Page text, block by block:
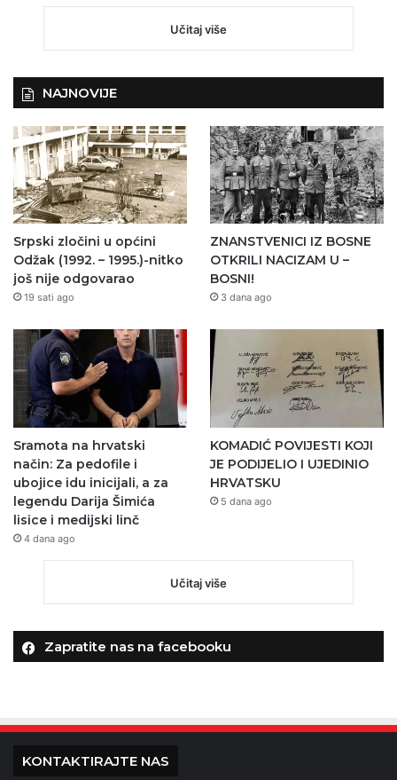
Učitaj više
NAJNOVIJE
Srpski zločini u općini
Odžak (1992. – 1995.)-nitko
još nije odgovarao
19 sati ago
ZNANSTVENICI IZ BOSNE
OTKRILI NACIZAM U –
BOSNI!
3 dana ago
Sramota na hrvatski
način: Za pedofile i
ubojice idu inicijali, a za
legendu Darija Šimića
lisice i medijski linč
4 dana ago
KOMADIĆ POVIJESTI KOJI
JE PODIJELIO I UJEDINIO
HRVATSKU
5 dana ago
Učitaj više
Zapratite nas na facebooku
KONTAKTIRAJTE NAS